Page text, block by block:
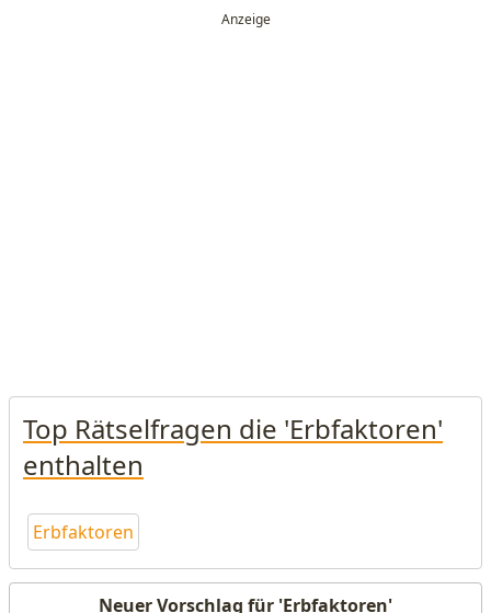
Top Rätselfragen die 'Erbfaktoren'
enthalten
Erbfaktoren
Neuer Vorschlag für 'Erbfaktoren'